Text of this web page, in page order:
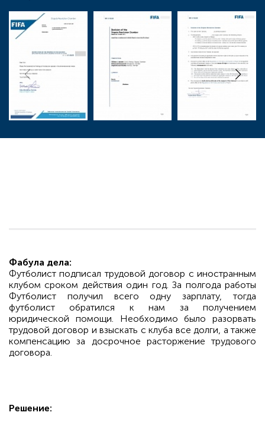
Фабула дела:
Футболист подписал трудовой договор с иностранным
клубом сроком действия один год. За полгода работы
Футболист получил всего одну зарплату, тогда
футболист обратился к нам за получением
юридической помощи. Необходимо было разорвать
трудовой договор и взыскать с клуба все долги, а также
компенсацию за досрочное расторжение трудового
договора.
Решение: